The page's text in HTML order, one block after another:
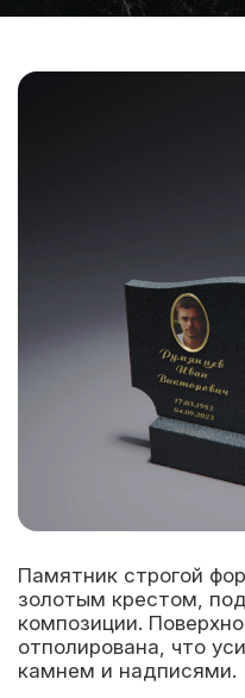
Памятник строгой
золотым крестом,
композиции.
отполирована, что
камнем и надписями.